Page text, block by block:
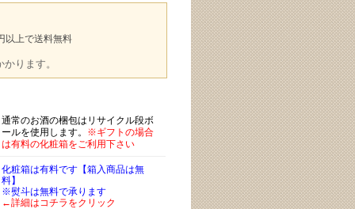
以上で送料無料
ります。
通常のお酒の梱包はリサイクル段ボ
ールを使用します。 ※ギフトの場合
は有料の化粧箱をご利用下さい
化粧箱は有料です【箱入商品は無
料】
※熨斗は無料で承ります
←詳細はコチラをクリック